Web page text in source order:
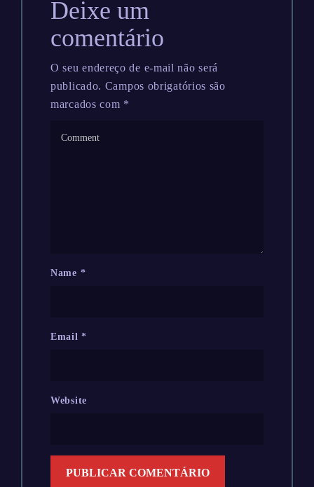
Deixe um
comentário
O seu endereço de e-mail não será
publicado. Campos obrigatórios são
marcados com *
Name *
Email*
Website